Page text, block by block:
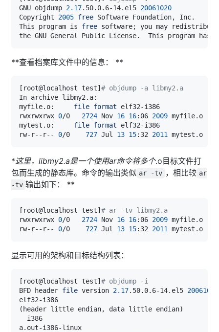
GNU objdump 2.17.50.0.6-14.el5 20061020
Copyright 2005 free
This program is free software;
**查看档案库文件中的信息： **
[ root@localhost test] # objdump -a libmy2.a
myfile.o: file format
rwxrwxrwx 0/0 2724 Nov 16 16:06 2009
mytest.o: file format
rw-r--r-- 0/0 727 Jul 13 15:32 2011
*这里，libmy2.a是一个使用ar命令将多个.o目标文件打
包而生成的静态库。命令的输出类似 ar -tv ，相比较 ar
-tv 输出如下： **
[ root@localhost test] # ar -tv libmy2.a
rwxrwxrwx 0/0 2724 Nov 16 16:06 2009
rw-r--r-- 0/0 727 Jul 13 15:32 2011
显示可用的架构和目标结构列表：
[ root@localhost test] # objdump -i
BFD header file version 2.17.50.0.6-14.el5 20061020
( header little endian, data little endian)